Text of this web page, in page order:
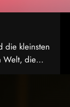
die kleinsten
Welt, die
die Bit-